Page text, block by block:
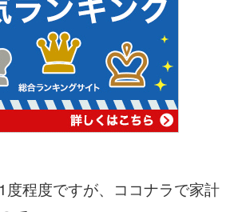
度程度ですが、ココナラで家計